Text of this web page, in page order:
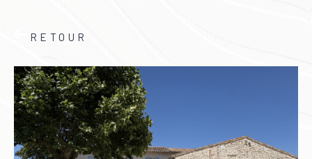
RETOUR
Vente
Type de bien
Type de bien
Budget